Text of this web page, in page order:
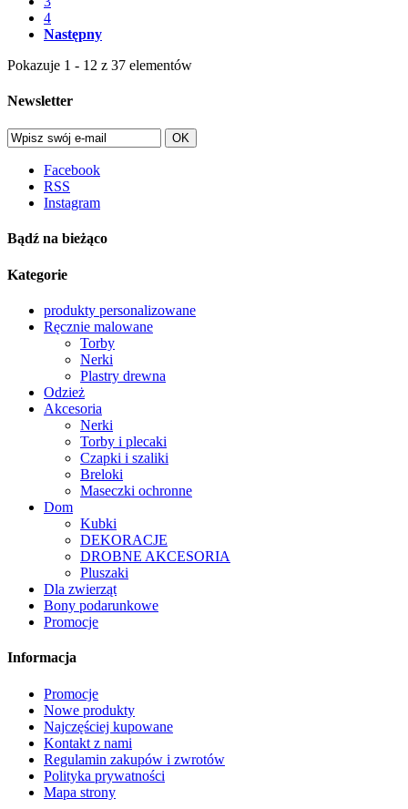
4
Następny
Pokazuje 1 - 12 z 37 elementów
Newsletter
OK
Facebook
RSS
Instagram
Bądź na bieżąco
Kategorie
produkty personalizowane
Ręcznie malowane
Torby
Nerki
Plastry drewna
Odzież
Akcesoria
Nerki
Torby i plecaki
Czapki i szaliki
Breloki
Maseczki ochronne
Dom
Kubki
DEKORACJE
DROBNE AKCESORIA
Pluszaki
Dla zwierząt
Bony podarunkowe
Promocje
Informacja
Promocje
Nowe produkty
Najczęściej kupowane
Kontakt z nami
Regulamin zakupów i zwrotów
Polityka prywatności
Mapa strony